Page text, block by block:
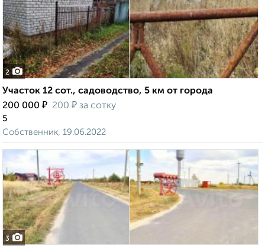
2
Участок 12 сот., садоводство, 5 км от города
200 000 ₽ 200 ₽ за сотку
5
Собственник, 19.06.2022
3